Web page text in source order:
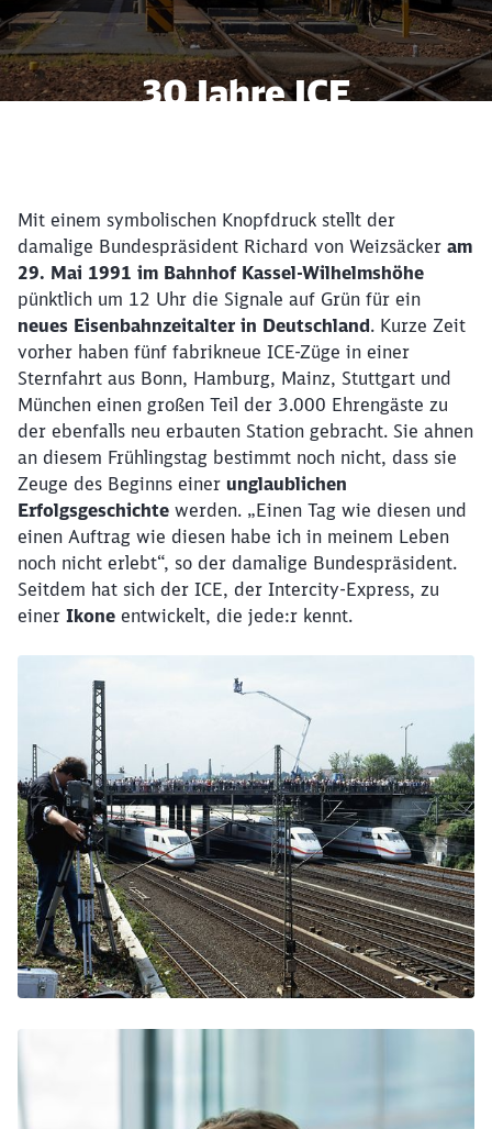
30 Jahre ICE
Mit einem symbolischen Knopfdruck stellt der
damalige Bundespräsident Richard von Weizsäcker am
29. Mai 1991 im Bahnhof Kassel-Wilhelmshöhe
pünktlich um 12 Uhr die Signale auf Grün für ein
neues Eisenbahnzeitalter in Deutschland. Kurze Zeit
vorher haben fünf fabrikneue ICE-Züge in einer
Sternfahrt aus Bonn, Hamburg, Mainz, Stuttgart und
München einen großen Teil der 3.000 Ehrengäste zu
der ebenfalls neu erbauten Station gebracht. Sie ahnen
an diesem Frühlingstag bestimmt noch nicht, dass sie
Zeuge des Beginns einer unglaublichen
Erfolgsgeschichte werden. „Einen Tag wie diesen und
einen Auftrag wie diesen habe ich in meinem Leben
noch nicht erlebt“, so der damalige Bundespräsident.
Seitdem hat sich der ICE, der Intercity-Express, zu
einer Ikone entwickelt, die jede:r kennt.